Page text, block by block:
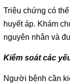
Triệu chứng có
huyết áp. Khám
nguyên nhân và
Kiểm soát các
Người bệnh cần